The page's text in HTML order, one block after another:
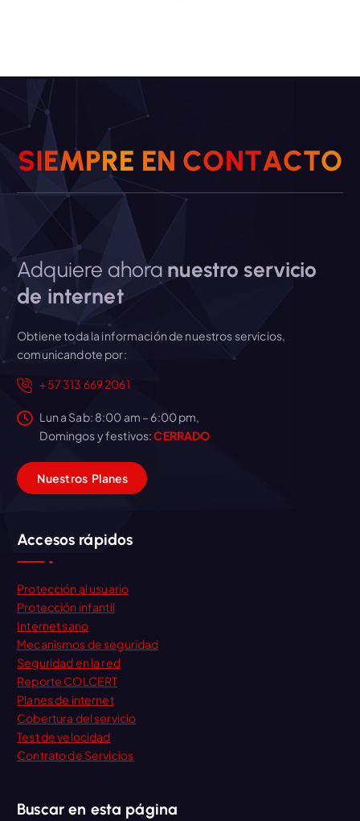
SIEMPRE EN CONTACTO
Adquiere ahora nuestro servicio
de internet
Obtiene toda la información de nuestros servicios,
comunicandote por:
+57 313 669 2061
Lun a Sab: 8:00 am – 6:00 pm,
Domingos y festivos:CERRADO
Nuestros Planes
Accesos rápidos
Protección al usuario
Protección infantil
Internet sano
Mecanismos de seguridad
Seguridad en la red
Reporte COLCERT
Planes de internet
Cobertura del servicio
Test de velocidad
Contrato de Servicios
Buscar en esta página